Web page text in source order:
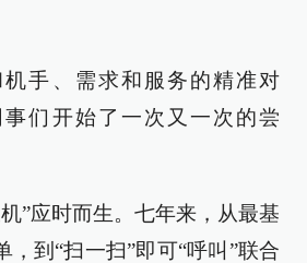
手、需求和服务的精准对
们开始了一次又一次的尝
”应时而生。七年来，从最基
，到“扫一扫”即可“呼叫”联合